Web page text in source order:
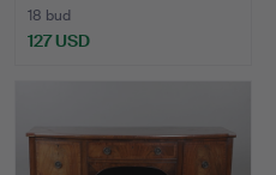
18 bud
127 USD